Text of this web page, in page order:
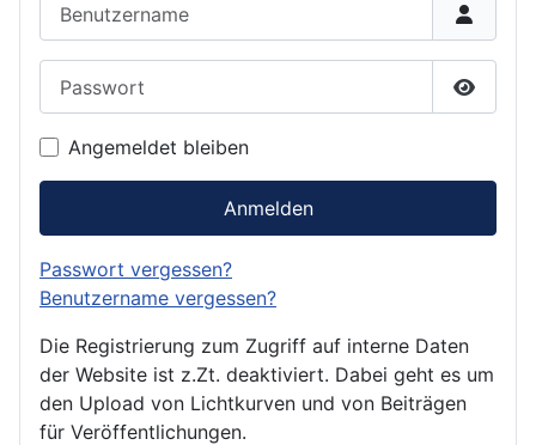
Angemeldet bleiben
Anmelden
Passwort vergessen?
Benutzername vergessen?
Die Registrierung zum Zugriff auf interne Daten
der Website ist z.Zt. deaktiviert. Dabei geht es um
den Upload von Lichtkurven und von Beiträgen
für Veröffentlichungen.